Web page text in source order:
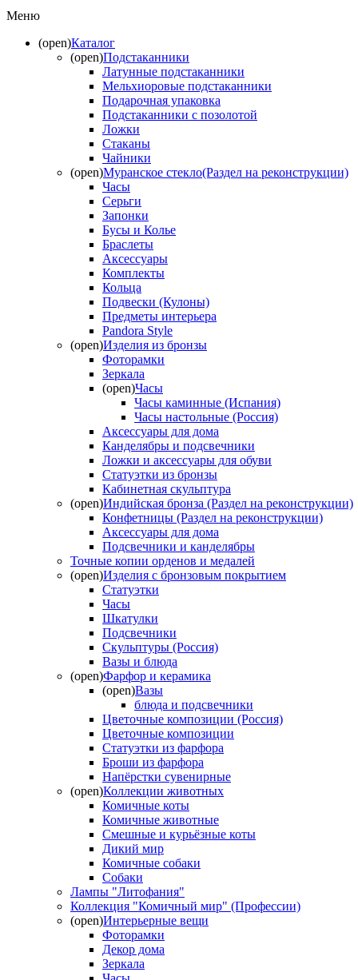
Меню
(open)Каталог
(open)Подстаканники
Латунные подстаканники
Мельхиоровые подстаканники
Подарочная упаковка
Подстаканники с позолотой
Ложки
Стаканы
Чайники
(open)Муранское стекло(Раздел на реконструкции)
Часы
Серьги
Запонки
Бусы и Колье
Браслеты
Аксессуары
Комплекты
Кольца
Подвески (Кулоны)
Предметы интерьера
Pandora Style
(open)Изделия из бронзы
Фоторамки
Зеркала
(open)Часы
Часы каминные (Испания)
Часы настольные (Россия)
Аксессуары для дома
Канделябры и подсвечники
Ложки и аксессуары для обуви
Статуэтки из бронзы
Кабинетная скульптура
(open)Индийская бронза (Раздел на реконструкции)
Конфетницы (Раздел на реконструкции)
Аксессуары для дома
Подсвечники и канделябры
Точные копии орденов и медалей
(open)Изделия с бронзовым покрытием
Статуэтки
Часы
Шкатулки
Подсвечники
Скульптуры (Россия)
Вазы и блюда
(open)Фарфор и керамика
(open)Вазы
блюда и подсвечники
Цветочные композиции (Россия)
Цветочные композиции
Статуэтки из фарфора
Броши из фарфора
Напёрстки сувенирные
(open)Коллекции животных
Комичные коты
Комичные животные
Смешные и курьёзные коты
Дикий мир
Комичные собаки
Собаки
Лампы "Литофания"
Коллекция "Комичный мир" (Профессии)
(open)Интерьерные вещи
Фоторамки
Декор дома
Зеркала